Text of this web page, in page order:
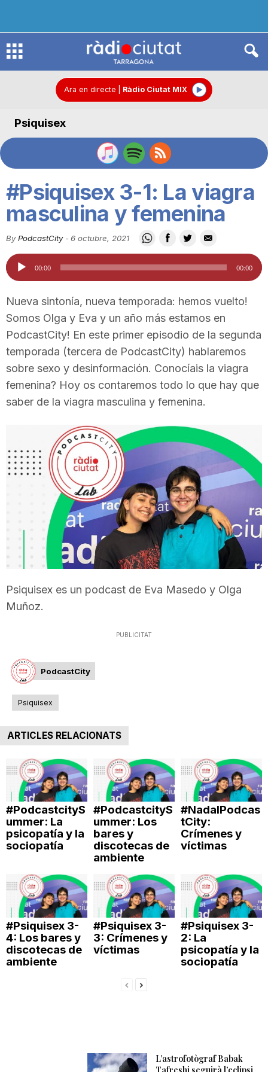
R
d
C
i
u
t
d
a
r
a
g
o
n
Ara en directe Ràdio Ciutat MIX
Psiquisex
#Psiquisex 3-1: La viagra
masculina y femenina
By PodcastCity-6 octubre, 2021
Reproductor
d'àudio
00:00 00:00
Nueva sintonía, nueva temporada: hemos vuelto!
Somos Olga y Eva y un año más estamos en
PodcastCity! En este primer episodio de la segunda
temporada (tercera de PodcastCity) hablaremos
sobre sexo y desinformación. Conocíais la viagra
femenina? Hoy os contaremos todo lo que hay que
saber de la viagra masculina y femenina.
Psiquisex es un podcast de Eva Masedo y Olga
Muñoz.
PUBLICITAT
PodcastCity
Psiquisex
ARTICLES RELACIONATS
#PodcastcityS
ummer: La
psicopatía y la
sociopatía
#PodcastcityS
ummer: Los
bares y
discotecas de
ambiente
#NadalPodcas
tCity:
Crímenes y
víctimas
#Psiquisex 3-
4: Los bares y
discotecas de
ambiente
#Psiquisex 3-
3: Crímenes y
víctimas
#Psiquisex 3-
2: La
psicopatía y la
sociopatía